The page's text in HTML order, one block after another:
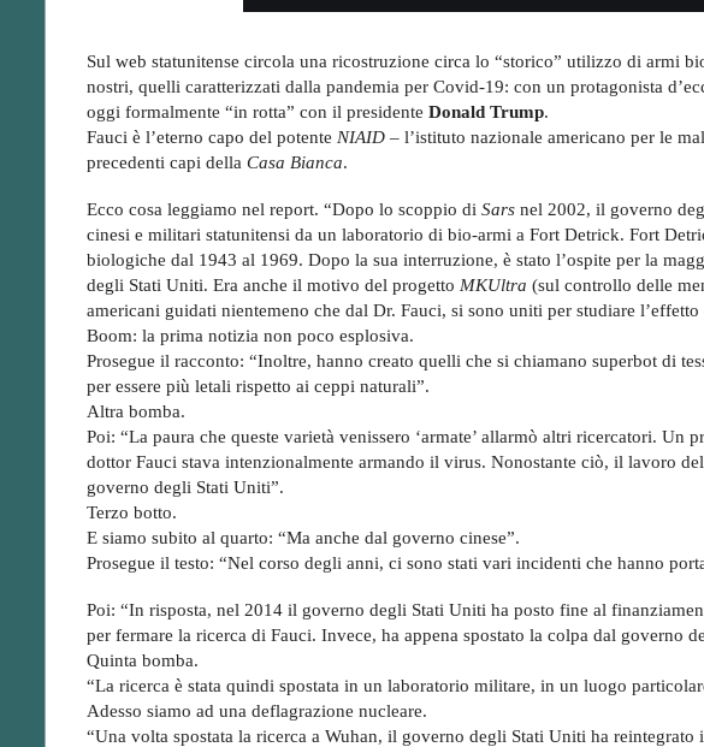
Sul web statunitense circola una ricostruzione circa lo “storico” utilizzo di armi
nostri, quelli caratterizzati dalla pandemia per Covid-19: con un protagonista
oggi formalmente “in rotta” con il presidente Donald Trump.
Fauci è l’eterno capo del potente NIAID – l’istituto nazionale americano per le
precedenti capi della Casa Bianca.
Ecco cosa leggiamo nel report. “Dopo lo scoppio di Sars nel 2002, il governo
cinesi e militari statunitensi da un laboratorio di bio-armi a Fort Detrick. Fort
biologiche dal 1943 al 1969. Dopo la sua interruzione, è stato l’ospite per la
degli Stati Uniti. Era anche il motivo del progetto MKUltra (sul controllo delle
americani guidati nientemeno che dal Dr. Fauci, si sono uniti per studiare
Boom: la prima notizia non poco esplosiva.
Prosegue il racconto: “Inoltre, hanno creato quelli che si chiamano superbot di
per essere più letali rispetto ai ceppi naturali”.
Altra bomba.
Poi: “La paura che queste varietà venissero ‘armate’ allarmò altri ricercatori. Un
dottor Fauci stava intenzionalmente armando il virus. Nonostante ciò, il lavoro
governo degli Stati Uniti”.
Terzo botto.
E siamo subito al quarto: “Ma anche dal governo cinese”.
Prosegue il testo: “Nel corso degli anni, ci sono stati vari incidenti che hanno
Poi: “In risposta, nel 2014 il governo degli Stati Uniti ha posto fine al
per fermare la ricerca di Fauci. Invece, ha appena spostato la colpa dal governo
Quinta bomba.
“La ricerca è stata quindi spostata in un laboratorio militare, in un luogo
Adesso siamo ad una deflagrazione nucleare.
“Una volta spostata la ricerca a Wuhan, il governo degli Stati Uniti ha